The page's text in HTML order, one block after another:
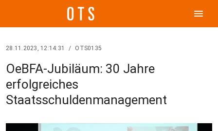
menu
28.11.2023, 12:14:31 / OTS0135
OeBFA-Jubiläum: 30 Jahre
erfolgreiches
Staatsschuldenmanagement